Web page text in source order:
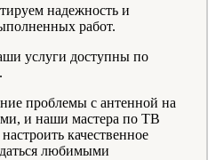
надежность и
работ.
услуги доступны по
проблемы с антенной на
и наши мастера по ТВ
качественное
любимыми